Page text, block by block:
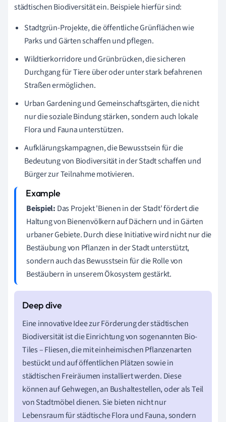
städtischen Biodiversität ein. Beispiele hierfür sind:
Stadtgrün-Projekte, die öffentliche Grünflächen wie
Parks und Gärten schaffen und pflegen.
Wildtierkorridore und Grünbrücken, die sicheren
Durchgang für Tiere über oder unter stark befahrenen
Straßen ermöglichen.
Urban Gardening und Gemeinschaftsgärten, die nicht
nur die soziale Bindung stärken, sondern auch lokale
Flora und Fauna unterstützen.
Aufklärungskampagnen, die Bewusstsein für die
Bedeutung von Biodiversität in der Stadt schaffen und
Bürger zur Teilnahme motivieren.
Beispiel: Das Projekt 'Bienen in der Stadt' fördert die
Haltung von Bienenvölkern auf Dächern und in Gärten
urbaner Gebiete. Durch diese Initiative wird nicht nur die
Bestäubung von Pflanzen in der Stadt unterstützt,
sondern auch das Bewusstsein für die Rolle von
Bestäubern in unserem Ökosystem gestärkt.
Eine innovative Idee zur Förderung der städtischen
Biodiversität ist die Einrichtung von sogenannten Bio-
Tiles – Fliesen, die mit einheimischen Pflanzenarten
bestückt und auf öffentlichen Plätzen sowie in
städtischen Freiräumen installiert werden. Diese
können auf Gehwegen, an Bushaltestellen, oder als Teil
von Stadtmöbel dienen. Sie bieten nicht nur
Lebensraum für städtische Flora und Fauna, sondern